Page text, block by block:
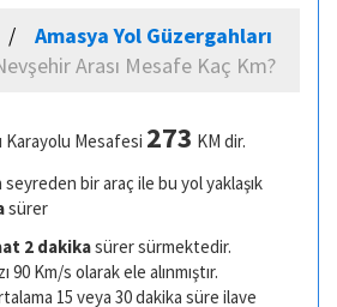
Amasya Yol Güzergahları
Arası Mesafe Kaç Km?
Karayolu Mesafesi 273 KM dir.
seyreden bir araç ile bu yol yaklaşık
sürer
2 dakikasürer sürmektedir.
Km/s olarak ele alınmıştır.
15 veya 30 dakika süre ilave